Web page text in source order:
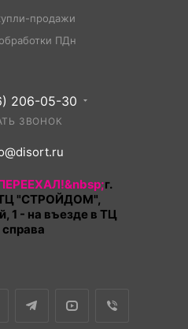
продажи
ПДн
206-05-30
ЗВОНОК
г.
"СТРОЙДОМ",
1 - на въезде в ТЦ
справа